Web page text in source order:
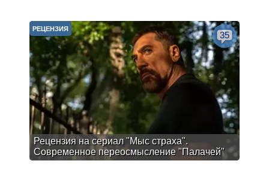
Рецензия на сериал "Мыс страха".
Современное переосмысление "Палачей"
РЕЦЕНЗИЯ
35